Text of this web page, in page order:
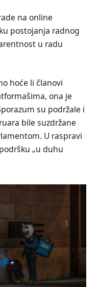
na online
postojanja radnog
u radu
hoće li članovi
ona je
su podržale i
bile suzdržane
U raspravi
„u duhu